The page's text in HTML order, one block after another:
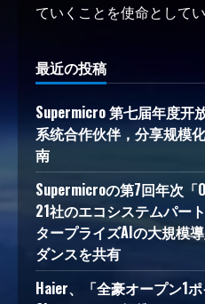
ていくことを使命としてい
最近の投稿
Supermicro 第七届年度开
系统合作伙伴，分享规模
南
Supermicroの第7回年次「
21社のエコシステムパー
タープライズAIの大規模
ダンスを共有
Haier、「全豪オープン1